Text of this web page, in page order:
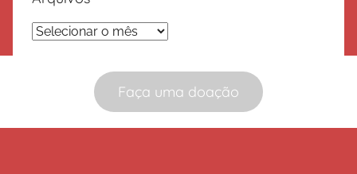
Faça uma doação
Arquivos